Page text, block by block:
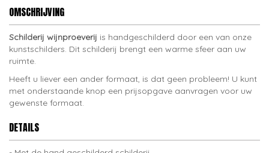
OMSCHRIJVING
Schilderij wijnproeverij is handgeschilderd door een van onze
kunstschilders. Dit schilderij brengt een warme sfeer aan uw
ruimte.
Heeft u liever een ander formaat, is dat geen probleem! U kunt
met onderstaande knop een prijsopgave aanvragen voor uw
gewenste formaat.
DETAILS